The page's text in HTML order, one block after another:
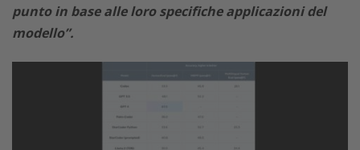
punto in base alle loro specifiche applicazioni del
modello”.